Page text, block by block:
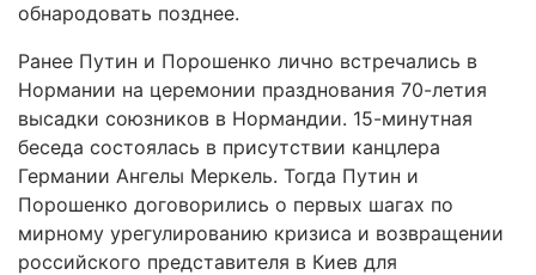
обнародовать позднее.
Ранее Путин и Порошенко лично встречались в
Нормании на церемонии празднования 70-летия
высадки союзников в Нормандии. 15-минутная
беседа состоялась в присутствии канцлера
Германии Ангелы Меркель. Тогда Путин и
Порошенко договорились о первых шагах по
мирному урегулированию кризиса и возвращении
российского представителя в Киев для